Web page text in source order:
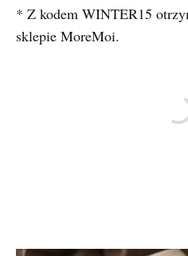
* Z kodem WINTER15
sklepie MoreMoi.